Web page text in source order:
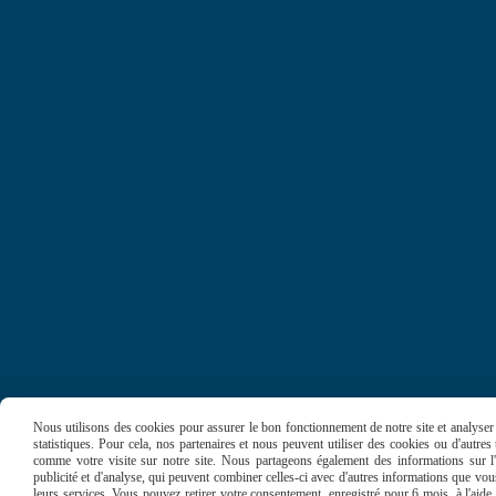
MENTIONS LÉGALES CONDITIONS
Nous utilisons des cookies pour assurer le bon fonctionnement de notre site et
statistiques. Pour cela, nos partenaires et nous peuvent utiliser des cookies ou
comme votre visite sur notre site. Nous partageons également des informations
publicité et d'analyse, qui peuvent combiner celles-ci avec d'autres informations que